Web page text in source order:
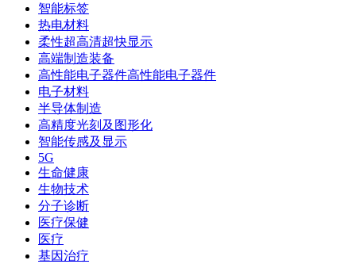
智能标签
热电材料
柔性超高清超快显示
高端制造装备
高性能电子器件高性能电子器件
电子材料
半导体制造
高精度光刻及图形化
智能传感及显示
5G
生命健康
生物技术
分子诊断
医疗保健
医疗
基因治疗